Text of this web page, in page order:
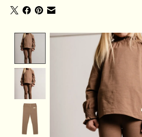
Product image slideshow Items